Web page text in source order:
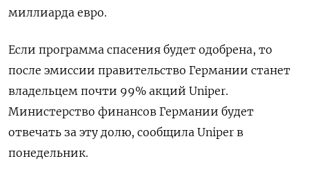
миллиарда евро.
Если программа спасения будет одобрена, то
после эмиссии правительство Германии станет
владельцем почти 99% акций Uniper.
Министерство финансов Германии будет
отвечать за эту долю, сообщила Uniper в
понедельник.